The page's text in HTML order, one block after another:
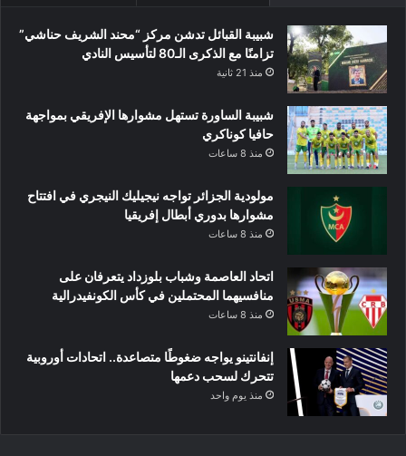
شبيبة القبائل تدشن مركز “محند الشريف حناشي”
تزامنًا مع الذكرى الـ80 لتأسيس النادي
منذ 21 ثانية
شبيبة الساورة تستهل مشوارها الإفريقي بمواجهة
حافيا كوناكري
منذ 8 ساعات
مولودية الجزائر تواجه نيجيليك النيجري في افتتاح
مشوارها بدوري أبطال إفريقيا
منذ 8 ساعات
اتحاد العاصمة وشباب بلوزداد يتعرفان على
منافسيهما المحتملين في كأس الكونفيدرالية
منذ 8 ساعات
إنفانتينو يواجه ضغوطًا متصاعدة.. اتحادات أوروبية
تتحرك لسحب دعمها
منذ يوم واحد